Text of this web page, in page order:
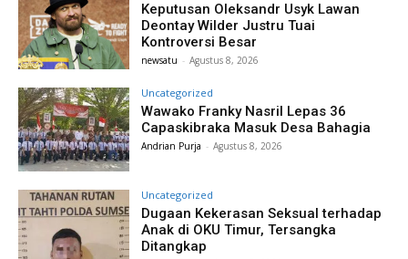
Keputusan Oleksandr Usyk Lawan
Deontay Wilder Justru Tuai
Kontroversi Besar
newsatu - Agustus 8, 2026
Uncategorized
Wawako Franky Nasril Lepas 36
Capaskibraka Masuk Desa Bahagia
Andrian Purja - Agustus 8, 2026
Uncategorized
Dugaan Kekerasan Seksual terhadap
Anak di OKU Timur, Tersangka
Ditangkap